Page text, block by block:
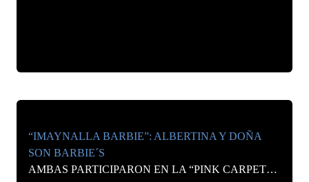
“IMAYNALLA BARBIE”: ALBERTINA Y DOÑA
SON BARBIE´S
AMBAS PARTICIPARON EN LA “PINK CARPET” DEL DISEÑADOR GALO SÁNCHEZ JUNTO CON ANABEL ANGUS Y LENKA NEMER